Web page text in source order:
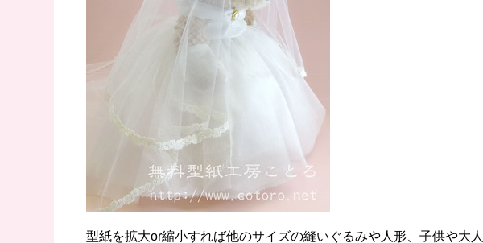
型紙を拡大or縮小すれば他のサイズの縫いぐるみや人形、子供や大